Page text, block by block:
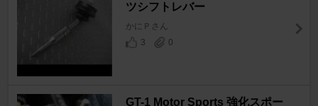
ツシフトレバー
かにＰさん
3
0
GT-1 Motor Sports 強化スポー